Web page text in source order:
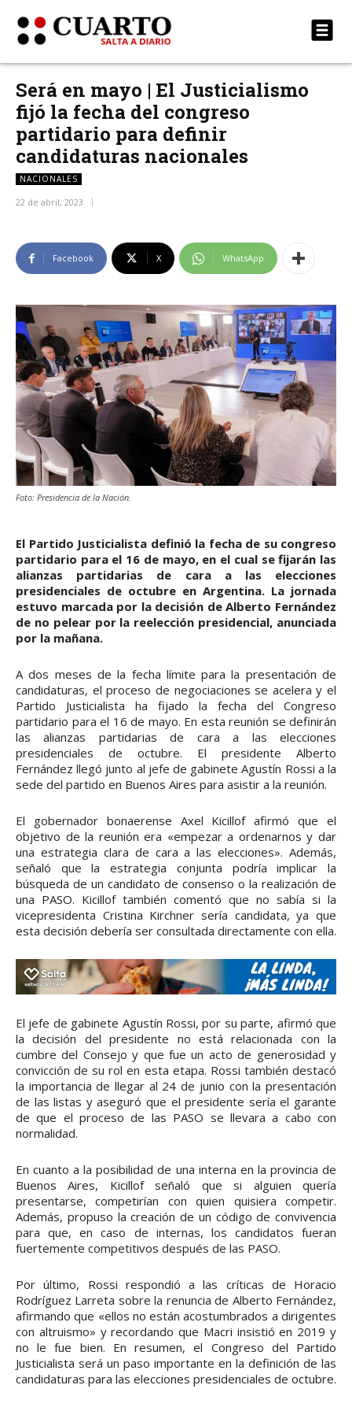
Será en mayo | El Justicialismo
fijó la fecha del congreso
partidario para definir
candidaturas nacionales
NACIONALES
22 de abril, 2023
Facebook X WhatsApp
Foto: Presidencia de la Nación.
El Partido Justicialista definió la fecha de su congreso
partidario para el 16 de mayo, en el cual se fijarán las
alianzas partidarias de cara a las elecciones
presidenciales de octubre en Argentina. La jornada
estuvo marcada por la decisión de Alberto Fernández
de no pelear por la reelección presidencial, anunciada
por la mañana.
A dos meses de la fecha límite para la presentación de
candidaturas, el proceso de negociaciones se acelera y el
Partido Justicialista ha fijado la fecha del Congreso
partidario para el 16 de mayo. En esta reunión se definirán
las alianzas partidarias de cara a las elecciones
presidenciales de octubre. El presidente Alberto
Fernández llegó junto al jefe de gabinete Agustín Rossi a la
sede del partido en Buenos Aires para asistir a la reunión.
El gobernador bonaerense Axel Kicillof afirmó que el
objetivo de la reunión era «empezar a ordenarnos y dar
una estrategia clara de cara a las elecciones». Además,
señaló que la estrategia conjunta podría implicar la
búsqueda de un candidato de consenso o la realización de
una PASO. Kicillof también comentó que no sabía si la
vicepresidenta Cristina Kirchner sería candidata, ya que
esta decisión debería ser consultada directamente con ella.
El jefe de gabinete Agustín Rossi, por su parte, afirmó que
la decisión del presidente no está relacionada con la
cumbre del Consejo y que fue un acto de generosidad y
convicción de su rol en esta etapa. Rossi también destacó
la importancia de llegar al 24 de junio con la presentación
de las listas y aseguró que el presidente sería el garante
de que el proceso de las PASO se llevara a cabo con
normalidad.
En cuanto a la posibilidad de una interna en la provincia de
Buenos Aires, Kicillof señaló que si alguien quería
presentarse, competirían con quien quisiera competir.
Además, propuso la creación de un código de convivencia
para que, en caso de internas, los candidatos fueran
fuertemente competitivos después de las PASO.
Por último, Rossi respondió a las críticas de Horacio
Rodríguez Larreta sobre la renuncia de Alberto Fernández,
afirmando que «ellos no están acostumbrados a dirigentes
con altruismo» y recordando que Macri insistió en 2019 y
no le fue bien. En resumen, el Congreso del Partido
Justicialista será un paso importante en la definición de las
candidaturas para las elecciones presidenciales de octubre.